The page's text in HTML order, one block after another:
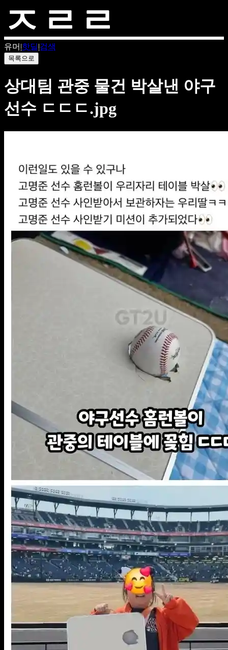
유머 |핫딜|검색
목록으로
상대팀 관중 물건 박살낸 야구
선수 ㄷㄷㄷ.jpg